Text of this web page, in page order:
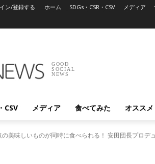
ン/登録する ホーム SDGs・CSR・CSV メディア
GOOD
SOCIAL
NEWS
CSV メディア 食べてみた オススメ
美味しいものが同時に食べられる！ 安田団長プロ